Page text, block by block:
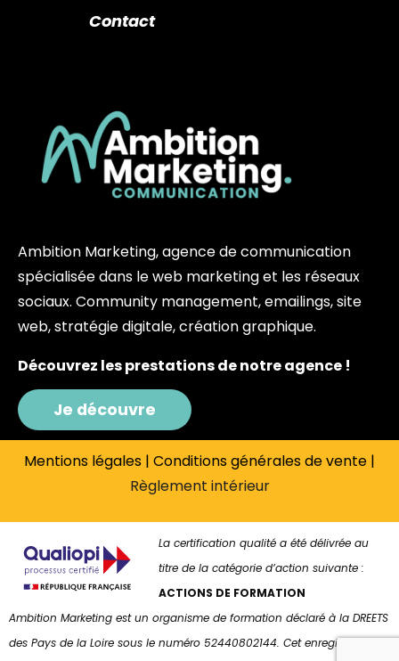
Contact
Ambition Marketing, agence de communication
spécialisée dans le web marketing et les réseaux
sociaux. Community management, emailings, site
web, stratégie digitale, création graphique.
Découvrez les prestations de notre agence !
Je découvre
Mentions légales | Conditions générales de vente |
Règlement intérieur
La certification qualité a été délivrée au
titre de la catégorie d’action suivante :
ACTIONS DE FORMATION
Ambition Marketing est un organisme de formation déclaré à la DREETS
des Pays de la Loire sous le numéro 52440802144. Cet enregistrement